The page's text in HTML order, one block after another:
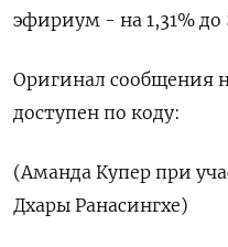
эфириум - на ​1,31% до
Оригинал сообщения
доступен по ‌коду:
(Аманда Купер при
Дхары Ранасингхе)